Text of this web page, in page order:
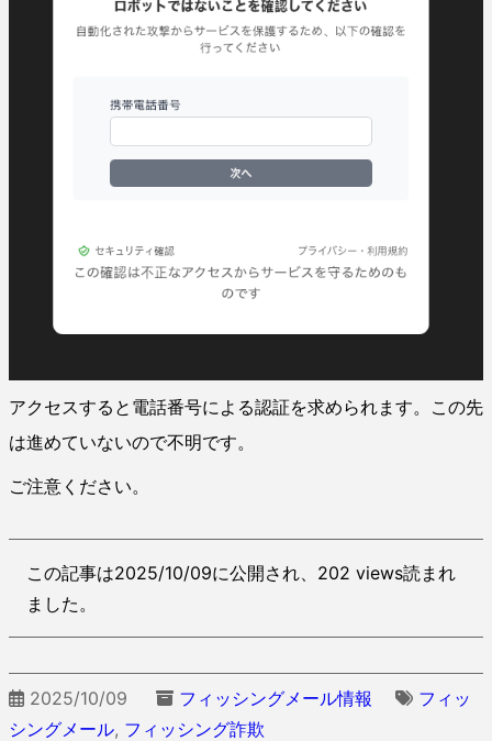
アクセスすると電話番号による認証を求められます。この先
は進めていないので不明です。
ご注意ください。
この記事は2025/10/09に公開され、202 views読まれ
ました。
2025/10/09 フィッシングメール情報
フィッ
シングメール, フィッシング詐欺